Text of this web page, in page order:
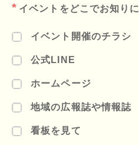
イベントを どこでお知りに
イベント開催のチラシ
公式LINE
ホームページ
地域の広報誌や情報誌
看板を見て